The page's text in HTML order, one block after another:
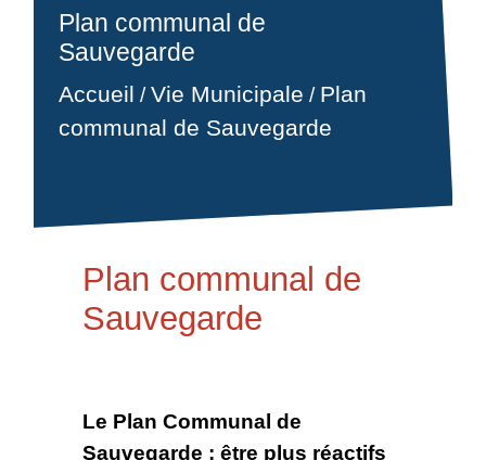
Plan communal de
Sauvegarde
Accueil /Vie Municipale / Plan
communal de Sauvegarde
Plan communal de
Sauvegarde
Le Plan Communal de
Sauvegarde : être plus réactifs